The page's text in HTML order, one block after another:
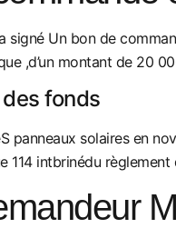
Un bon de
,d’un montant de 20
fonds
panneaux solaires en
114 intbrinédu